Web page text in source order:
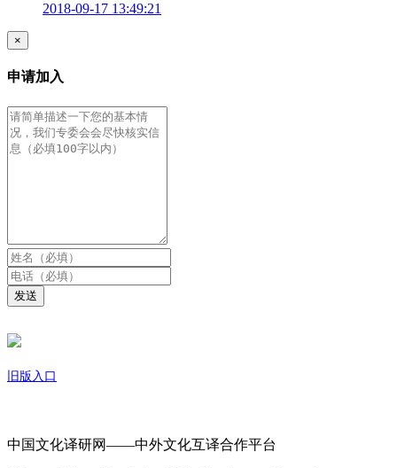
2018-09-17 13:49:21
×
申请加入
发送
旧版入口
中国文化译研网——中外文化互译合作平台